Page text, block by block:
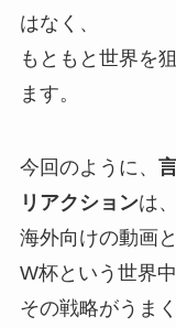
はなく、
もともと世界を
ます。
今回のように、
リアクションは、
海外向けの動画
W杯という世界
その戦略がうま